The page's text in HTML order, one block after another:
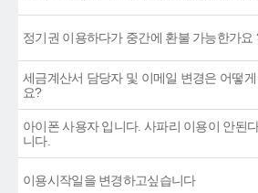
정기권 이용하다가 중간에 환불 가능한가요
세금계산서 담당자 및 이메일 변경은 어떻
요?
아이폰 사용자 입니다. 사파리 이용이 안된
니다.
이용시작일을 변경하고싶습니다